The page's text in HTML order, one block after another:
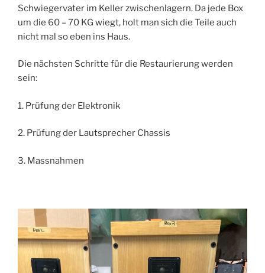
Schwiegervater im Keller zwischenlagern. Da jede Box
um die 60 – 70 KG wiegt, holt man sich die Teile auch
nicht mal so eben ins Haus.
Die nächsten Schritte für die Restaurierung werden
sein:
1. Prüfung der Elektronik
2. Prüfung der Lautsprecher Chassis
3. Massnahmen